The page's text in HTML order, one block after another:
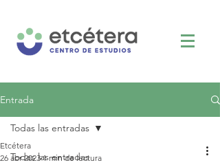
Entrada
Todas las entradas
Todas las entradas
Etcétera
26 abr 2023 1 min de lectura